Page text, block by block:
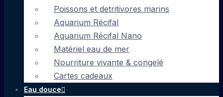
Poissons et detritivores marins
Aquarium Récifal
Aquarium Récifal Nano
Matériel eau de mer
Nourriture vivante & congelé
Cartes cadeaux
Eau douce